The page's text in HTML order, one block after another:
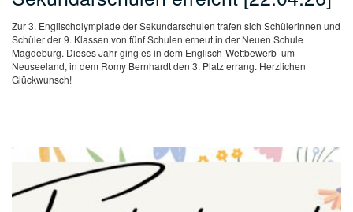
Zur 3. Englischolympiade der Sekundarschulen trafen sich Schülerinnen und
Schüler der 9. Klassen von fünf Schulen erneut in der Neuen Schule
Magdeburg. Dieses Jahr ging es in dem Englisch-Wettbewerb um
Neuseeland, in dem Romy Bernhardt den 3. Platz errang. Herzlichen
Glückwunsch!